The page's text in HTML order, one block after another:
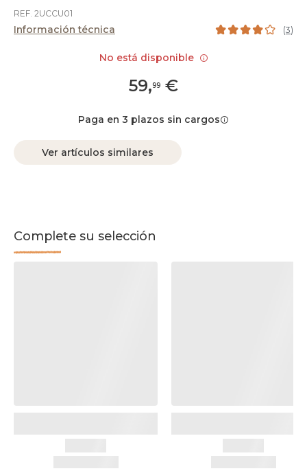
REF. 2UCCU01
Información técnica (3)
59,99 €
Paga en 3 plazos sin cargos
Ver artículos similares
Complete su selección